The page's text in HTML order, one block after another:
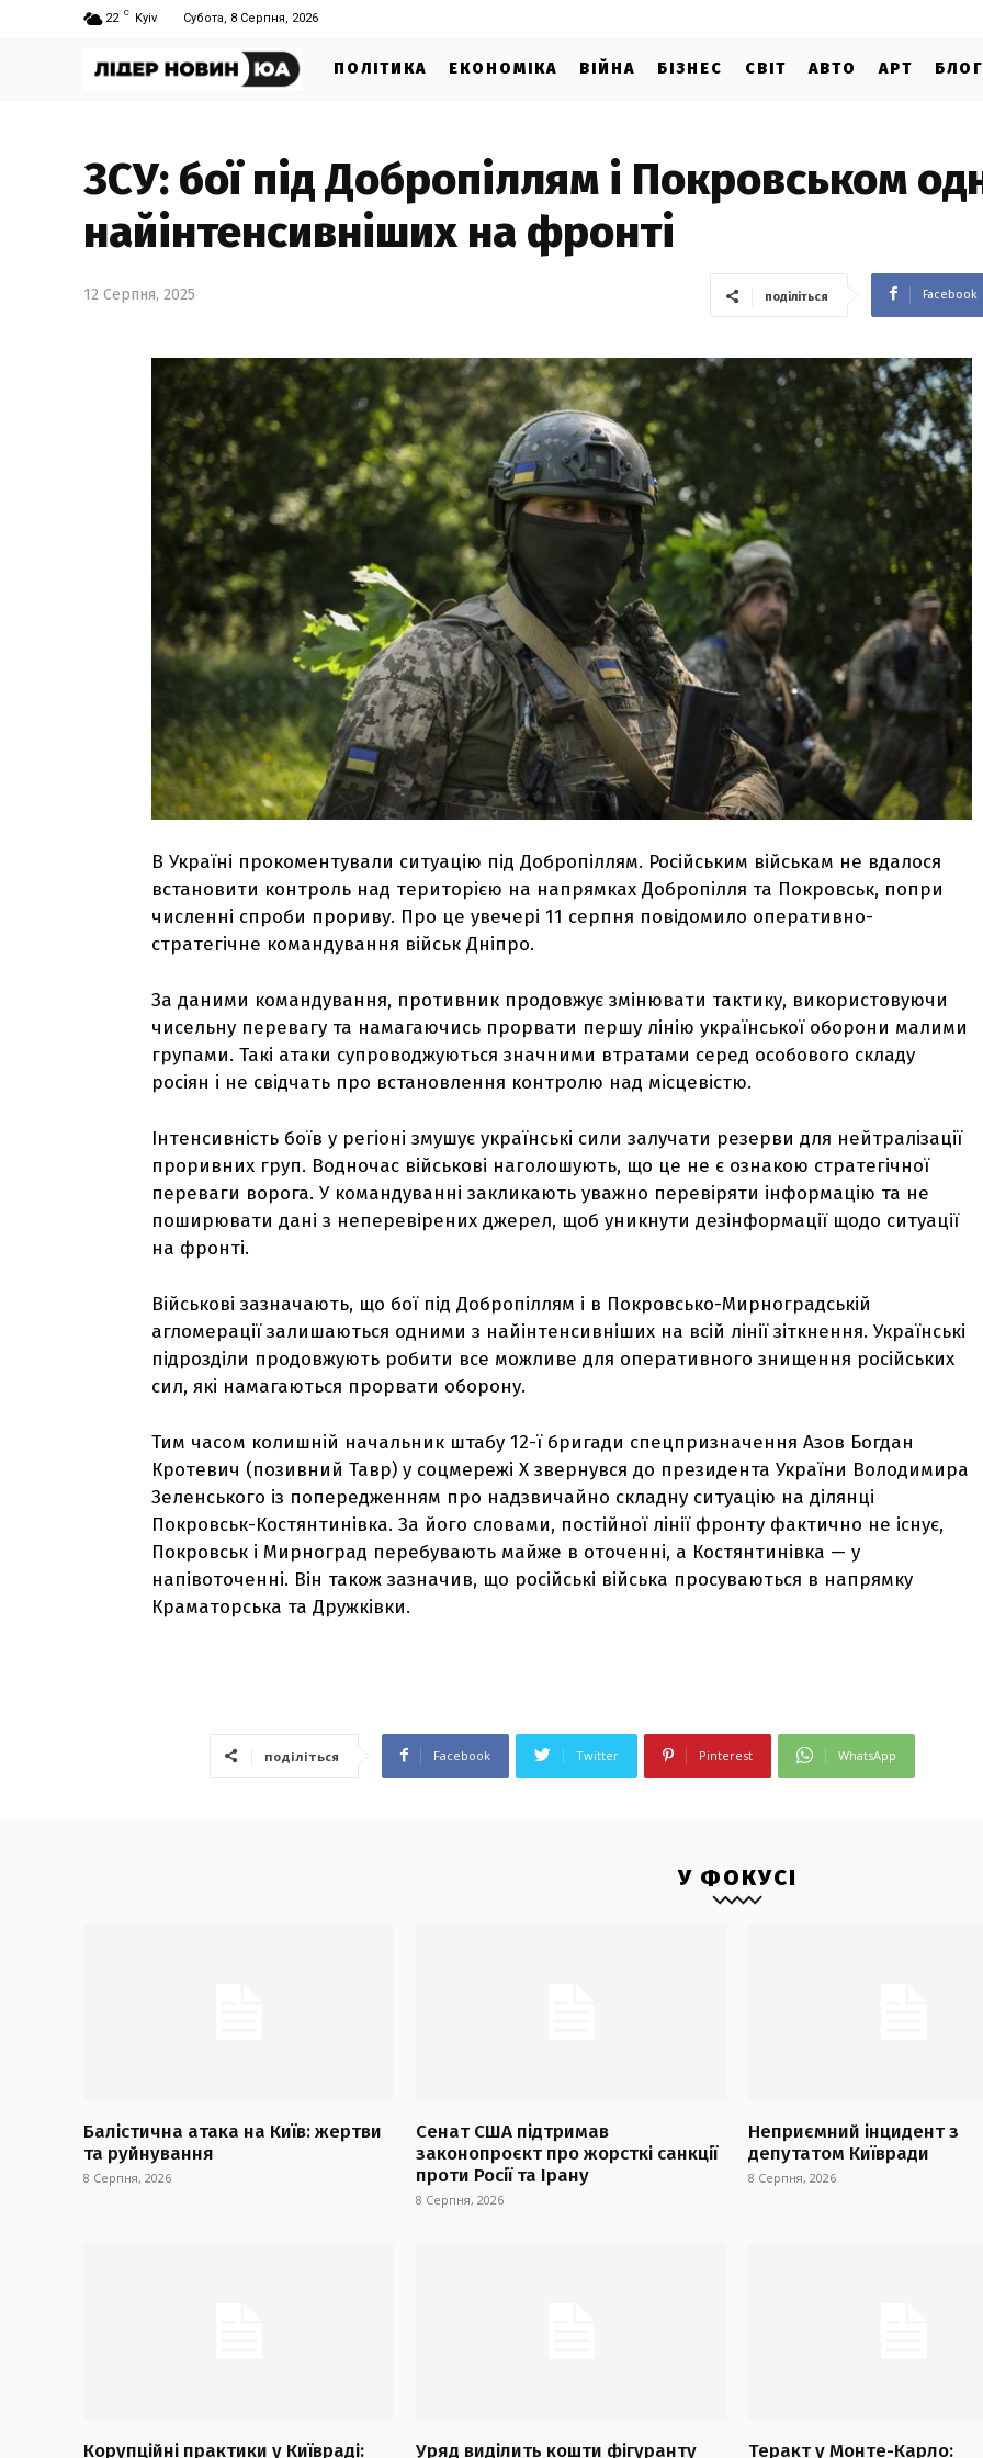
22 C Kyiv Субота, 8 Серпня, 2026
ПОЛІТИКА ЕКОНОМІКА ВІЙНА БІЗНЕС СВІТ АВТО АРТ
ЗСУ: бої під Добропіллям і Покровськом
найінтенсивніших на фронті
12 Серпня, 2025 поділіться Facebook
В Україні прокоментували ситуацію під Добропіллям. Російським військам не вдалося
встановити контроль над територією на напрямках Добропілля та Покровськ, попри
численні спроби прориву. Про це увечері 11 серпня повідомило оперативно-
стратегічне командування військ Дніпро.
За даними командування, противник продовжує змінювати тактику, використовуючи
чисельну перевагу та намагаючись прорвати першу лінію української оборони малими
групами. Такі атаки супроводжуються значними втратами серед особового складу
росіян і не свідчать про встановлення контролю над місцевістю.
Інтенсивність боїв у регіоні змушує українські сили залучати резерви для нейтралізації
проривних груп. Водночас військові наголошують, що це не є ознакою стратегічної
переваги ворога. У командуванні закликають уважно перевіряти інформацію та не
поширювати дані з неперевірених джерел, щоб уникнути дезінформації щодо ситуації
на фронті.
Військові зазначають, що бої під Добропіллям і в Покровсько-Мирноградській
агломерації залишаються одними з найінтенсивніших на всій лінії зіткнення. Українські
підрозділи продовжують робити все можливе для оперативного знищення російських
сил, які намагаються прорвати оборону.
Тим часом колишній начальник штабу 12-ї бригади спецпризначення Азов Богдан
Кротевич (позивний Тавр) у соцмережі Х звернувся до президента України Володимира
Зеленського із попередженням про надзвичайно складну ситуацію на ділянці
Покровськ-Костянтинівка. За його словами, постійної лінії фронту фактично не існує,
Покровськ і Мирноград перебувають майже в оточенні, а Костянтинівка — у
напівоточенні. Він також зазначив, що російські війська просуваються в напрямку
Краматорська та Дружківки.
поділіться Facebook Twitter Pinterest WhatsApp
У ФОКУСІ
Балістична атака на Київ: жертви
та руйнування
8 Серпня, 2026
Сенат США підтримав
законопроєкт про жорсткі санкції
проти Росії та Ірану
8 Серпня, 2026
Неприємний інцидент з
депутатом Київради
8 Серпня, 2026
Корупційні практики у Київраді: Уряд виділить кошти фігуранту Теракт у Монте-Карло: